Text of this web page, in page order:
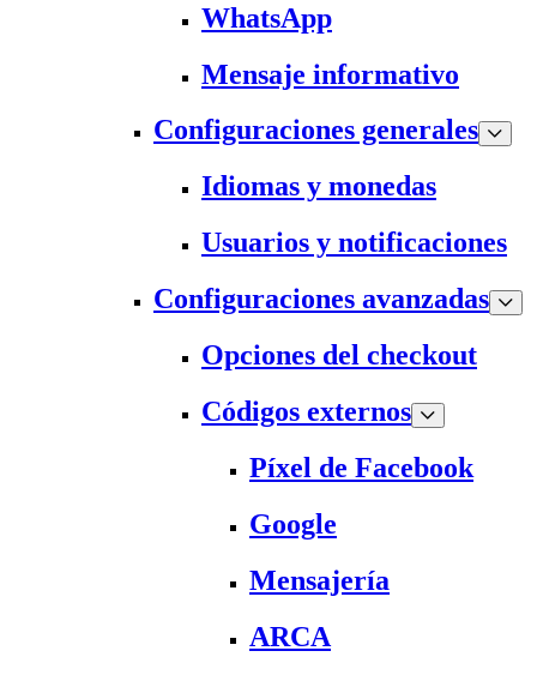
WhatsApp
Mensaje informativo
Configuraciones generales
Idiomas y monedas
Usuarios y notificaciones
Configuraciones avanzadas
Opciones del checkout
Códigos externos
Píxel de Facebook
Google
Mensajería
ARCA